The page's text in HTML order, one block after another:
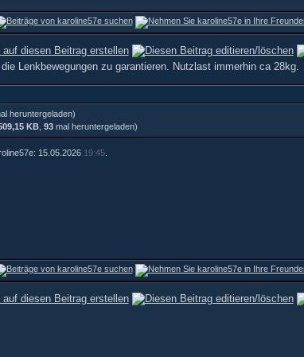
Lenkbewegungen zu garantieren. Nutzlast immerhin ca 28kg.
heruntergeladen)
KB 93 mal heruntergeladen)
15.05.2026 19:45.